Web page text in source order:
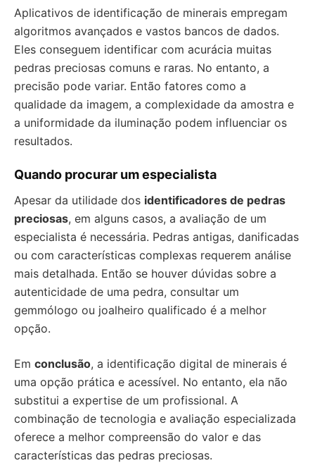
Aplicativos de identificação de minerais empregam
algoritmos avançados e vastos bancos de dados.
Eles conseguem identificar com acurácia muitas
pedras preciosas comuns e raras. No entanto, a
precisão pode variar. Então fatores como a
qualidade da imagem, a complexidade da amostra e
a uniformidade da iluminação podem influenciar os
resultados.
Quando procurar um especialista
Apesar da utilidade dos identificadores de pedras
preciosas, em alguns casos, a avaliação de um
especialista é necessária. Pedras antigas, danificadas
ou com características complexas requerem análise
mais detalhada. Então se houver dúvidas sobre a
autenticidade de uma pedra, consultar um
gemmólogo ou joalheiro qualificado é a melhor
opção.
Em conclusão, a identificação digital de minerais é
uma opção prática e acessível. No entanto, ela não
substitui a expertise de um profissional. A
combinação de tecnologia e avaliação especializada
oferece a melhor compreensão do valor e das
características das pedras preciosas.